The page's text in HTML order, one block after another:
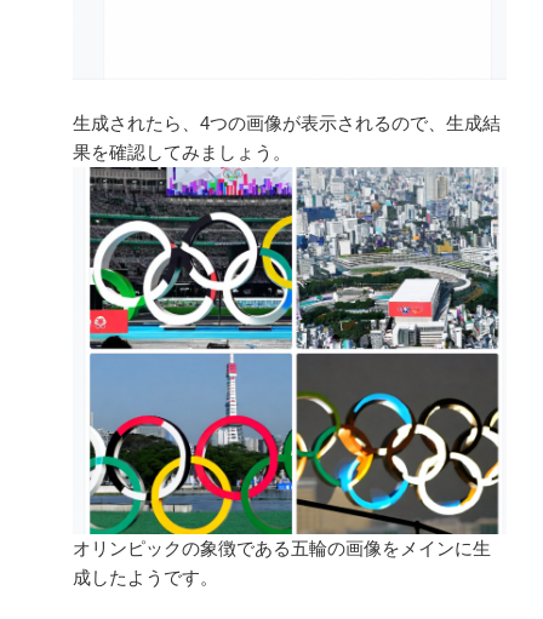
生成されたら、4つの画像が表示されるので、生成結
果を確認してみましょう。
オリンピックの象徴である五輪の画像をメインに生
成したようです。